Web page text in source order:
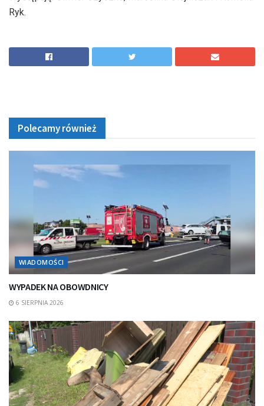
Ryk.
Polecamy również
WIADOMOŚCI
WYPADEK NA OBOWDNICY
6 SIERPNIA 2026